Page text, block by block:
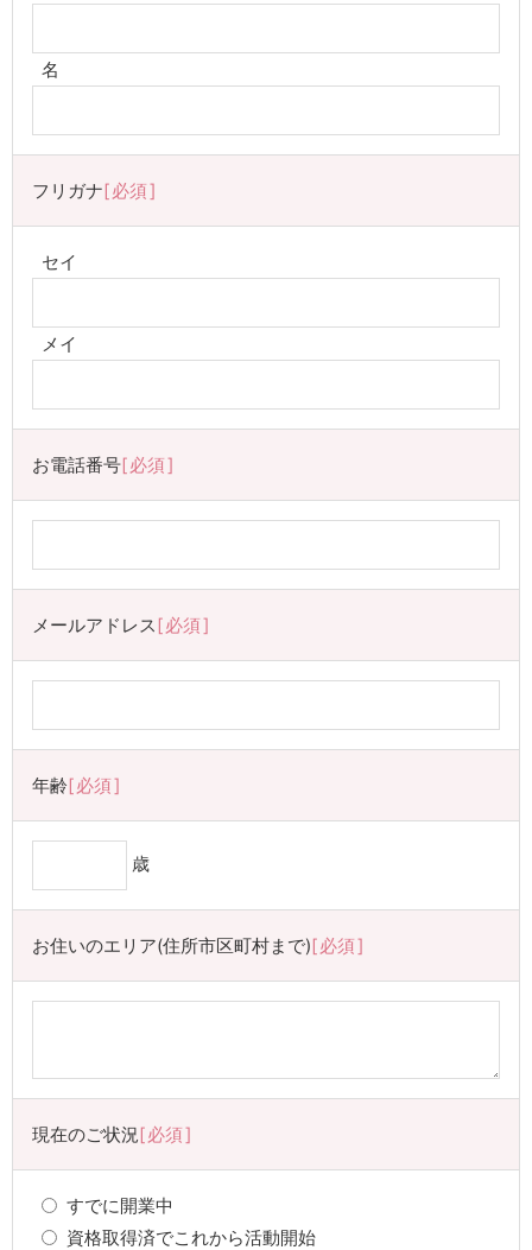
名
フリガナ 必須
セイ
メイ
お電話番号 必須
メールアドレス 必須
年齢 必須
歳
お住いのエリア(住所市区町村まで) 必須
現在のご状況 必須
すでに開業中
資格取得済でこれから活動開始